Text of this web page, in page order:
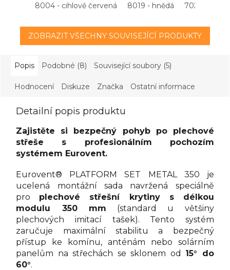
8004 - cihlově červená 8019 - hnědá 7021 -
ZOBRAZIT VŠECHNY SOUVISEJÍCÍ PRODUKTY
Popis Podobné (8) Související soubory (5)
Hodnocení Diskuze Značka Ostatní informace
Detailní popis produktu
Zajistěte si bezpečný pohyb po plechové
střeše s profesionálním pochozím
systémem Eurovent.
Eurovent® PLATFORM SET METAL 350 je
ucelená montážní sada navržená speciálně
pro
plechové střešní krytiny s délkou
modulu 350 mm
(standard u většiny
plechových imitací tašek). Tento systém
zaručuje maximální stabilitu a bezpečný
přístup ke komínu, anténám nebo solárním
panelům na střechách se sklonem od
15° do
60°.